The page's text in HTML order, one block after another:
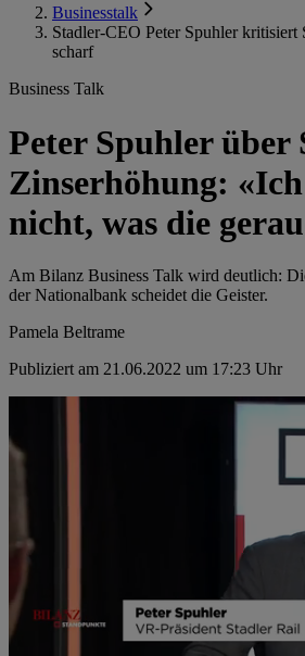
Businesstalk
Stadler-CEO Peter Spuhler
scharf
Business Talk
Peter Spuhler über
Zinserhöhung: «Ich
nicht, was die
Am Bilanz Business Talk wird deutlich:
der Nationalbank scheidet die Geister.
Pamela Beltrame
Publiziert am 21.06.2022 um 17:23 Uhr